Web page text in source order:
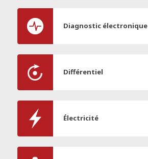
Diagnostic électronique
Différentiel
Électricité